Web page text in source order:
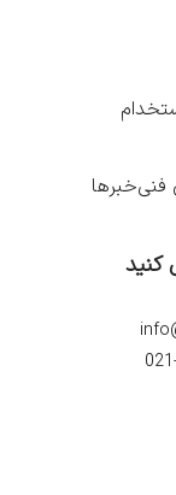
فنیخبرها
کنید